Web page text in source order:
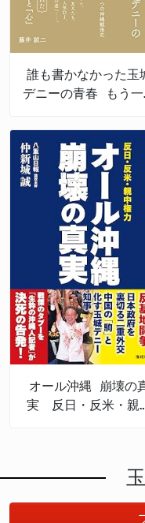
誰も書かなかった玉
デニーの青春 もう一
オール沖縄 崩壊の
実 反日・反米・親